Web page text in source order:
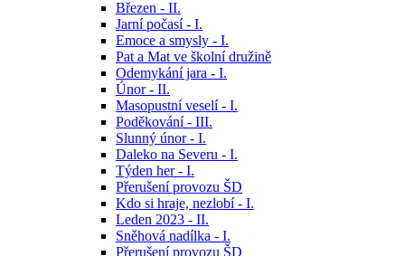
Březen - II.
Jarní počasí - I.
Emoce a smysly - I.
Pat a Mat ve školní družině
Odemykání jara - I.
Únor - II.
Masopustní veselí - I.
Poděkování - III.
Slunný únor - I.
Daleko na Severu - I.
Týden her - I.
Přerušení provozu ŠD
Kdo si hraje, nezlobí - I.
Leden 2023 - II.
Sněhová nadílka - I.
Přerušení provozu ŠD